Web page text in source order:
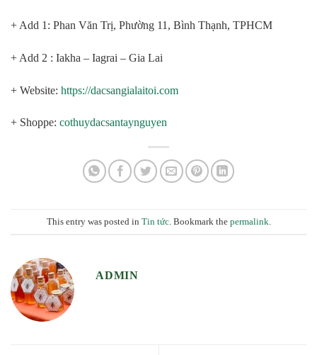
+ Add 1: Phan Văn Trị, Phường 11, Bình Thạnh, TPHCM
+ Add 2 : Iakha – Iagrai – Gia Lai
+ Website: https://dacsangialaitoi.com
+ Shoppe: cothuydacsantaynguyen
This entry was posted in Tin tức. Bookmark the permalink
ADMIN